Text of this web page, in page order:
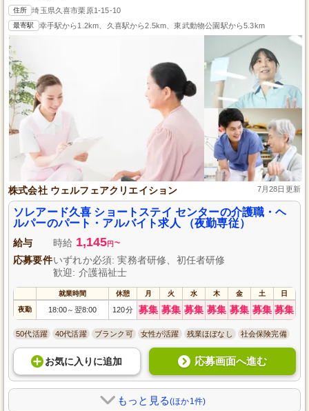
住所 埼玉県久喜市栗原1-15-10
最寄駅 幸手駅から1.2km、久喜駅から2.5km、東武動物公園駅から5.3km
株式会社 ウェルフェアクリエイション 7月28日更新
ソレアード久喜 ショートステイ センターの介護職・ヘ
ルパーのパート・アルバイト求人 （夜勤専従）
給与 時給 1,145円 ~
応募要件いずれか必須: 実務者研修、初任者研修
歓迎: 介護福祉士
就業時間 休憩 月 火 水 木 金 土 日
夜勤 18:00～ 翌8:00 120分 募集 募集 募集 募集 募集 募集 募集
50代活躍 40代活躍 ブランク可 女性が活躍 残業ほぼなし 社会保険完備
お気に入り に追加 応募画面へ進む
もっと見る(ほか1件)